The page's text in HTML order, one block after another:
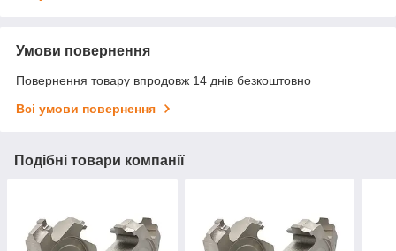
Умови повернення
Повернення товару впродовж 14 днів безкоштовно
Всі умови повернення
Подібні товари компанії